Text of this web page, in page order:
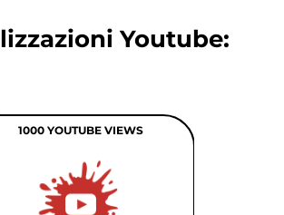
Youtube:
1000 YOUTUBE VIEWS